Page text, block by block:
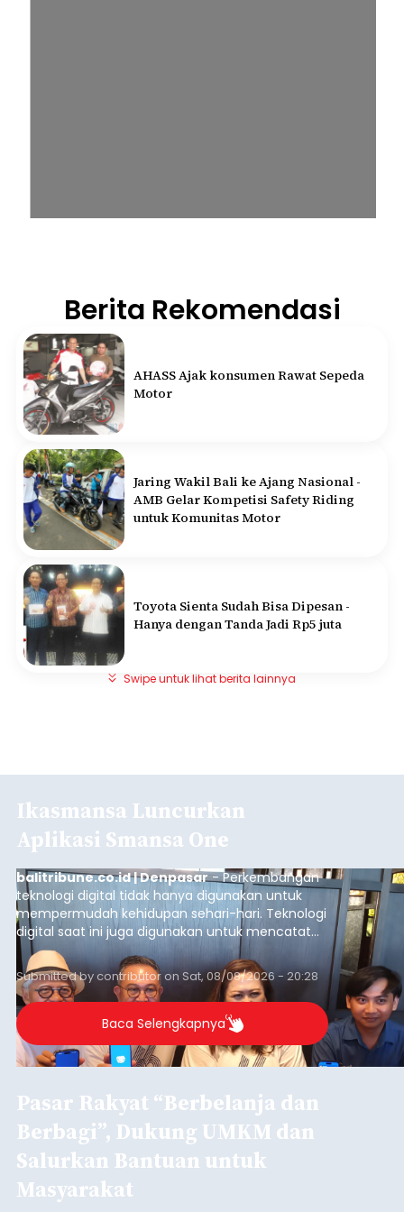
Berita Rekomendasi
AHASS Ajak konsumen Rawat Sepeda
Motor
Jaring Wakil Bali ke Ajang Nasional -
AMB Gelar Kompetisi Safety Riding
untuk Komunitas Motor
Toyota Sienta Sudah Bisa Dipesan -
Hanya dengan Tanda Jadi Rp5 juta
Swipe untuk lihat berita lainnya
Ikasmansa Luncurkan
Aplikasi Smansa One
balitribune.co.id | Denpasar- Perkembangan
teknologi digital tidak hanya digunakan untuk
mempermudah kehidupan sehari-hari. Teknologi
digital saat ini juga digunakan untuk mencatat
dan mengelola data base alumni dari suatu
sekolah, salah satunya adalah alumni SMA 1
Denpasar.
Submitted bycontributoronSat, 08/08/2026 - 20:28
Baca Selengkapnya
Pasar Rakyat “Berbelanja dan
Berbagi”, Dukung UMKM dan
Salurkan Bantuan untuk
Masyarakat